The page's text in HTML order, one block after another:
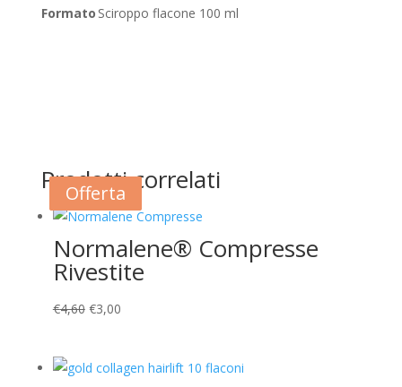
Formato Sciroppo flacone 100 ml
Prodotti correlati
Offerta
Normalene® Compresse
Rivestite
€4,60 Il
era:
€3,00Il
è:
Offerta
Offerta